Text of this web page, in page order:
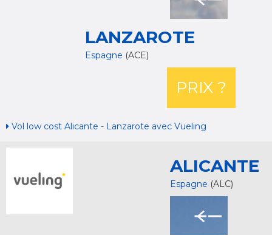
LANZAROTE
Espagne (ACE)
PRIX ?
Vol low cost Alicante - Lanzarote avec Vueling
ALICANTE
Espagne (ALC)